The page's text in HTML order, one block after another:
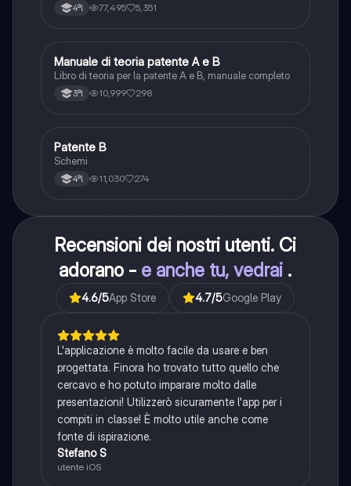
4ªl 77,495 5,351
Italiano
Manuale di teoria patente A e B
Libro di teoria per la patente A e B, manuale completo
3ªl 10,999 298
Altro
Patente B
Schemi
4ªl 11,030 274
Recensioni dei nostri utenti. Ci
adorano - e anche tu, vedrai .
4.6/5App Store 4.7/5Google Play
L'applicazione è molto facile da usare e ben
progettata. Finora ho trovato tutto quello che
cercavo e ho potuto imparare molto dalle
presentazioni! Utilizzerò sicuramente l'app per i
compiti in classe! È molto utile anche come
fonte di ispirazione.
Stefano S
utente iOS